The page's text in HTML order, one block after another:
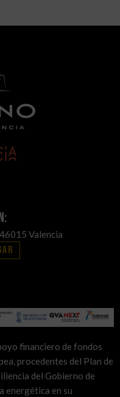
Valencia
financiero de fondos
procedentes del Plan de
del Gobierno de
energética en su